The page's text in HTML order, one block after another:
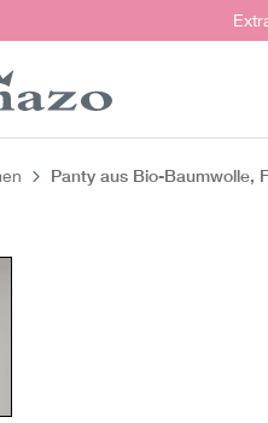
Hauptnavigation springen
Panty aus Bio-Baumwolle,